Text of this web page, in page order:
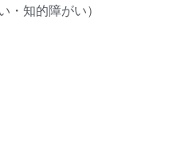
・知的障がい）